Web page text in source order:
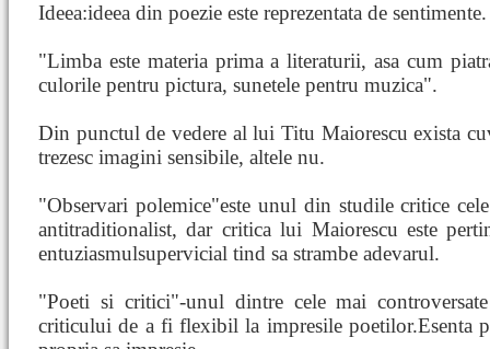
Ideea:ideea din poezie este reprezentata de sentimente.
"Limba este materia prima a literaturii, asa cum
culorile pentru pictura, sunetele pentru muzica".
Din punctul de vedere al lui Titu Maiorescu exista
trezesc imagini sensibile, altele nu.
"Observari polemice"este unul din studile critice
antitraditionalist, dar critica lui Maiorescu este
entuziasmulsupervicial tind sa strambe adevarul.
"Poeti si critici"-unul dintre cele mai
criticului de a fi flexibil la impresile poetilor.Esenta